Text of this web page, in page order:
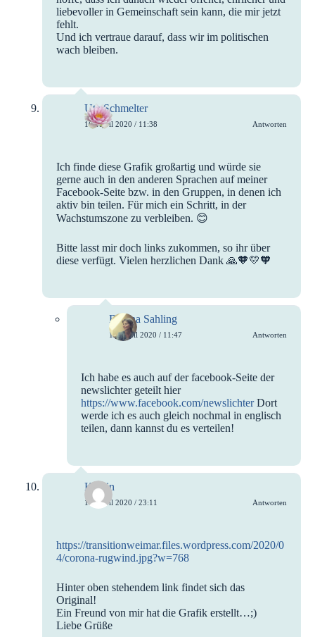
liebevoller in Gemeinschaft sein kann, die mir jetzt
fehlt.
Und ich vertraue darauf, dass wir im politischen
wach bleiben.
Uta Schmelter
16. April 2020 / 11:38 Antworten
Ich finde diese Grafik großartig und würde sie
gerne auch in den anderen Sprachen auf meiner
Facebook-Seite bzw. in den Gruppen, in denen ich
aktiv bin teilen. Für mich ein Schritt, in der
Wachstumszone zu verbleiben. 😊
Bitte lasst mir doch links zukommen, so ihr über
diese verfügt. Vielen herzlichen Dank 🙏🧡💛🧡
Bettina Sahling
16. April 2020 / 11:47 Antworten
Ich habe es auch auf der facebook-Seite der
newslichter geteilt hier
https://www.facebook.com/newslichterDort
werde ich es auch gleich nochmal in englisch
teilen, dann kannst du es verteilen!
Kristin
16. April 2020 / 23:11 Antworten
https://transitionweimar.files.wordpress.com/2020/0
4/corona-rugwind.jpg?w=768
Hinter oben stehendem link findet sich das
Original!
Ein Freund von mir hat die Grafik erstellt…;)
Liebe Grüße